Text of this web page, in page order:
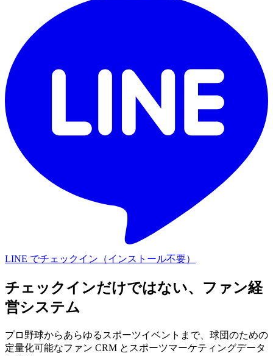
LINE でチェックイン（インストール不要）
チェックインだけではない、ファン経
営システム
プロ野球からあらゆるスポーツイベントまで、球団のための
定量化可能なファン CRM とスポーツマーケティングデータ